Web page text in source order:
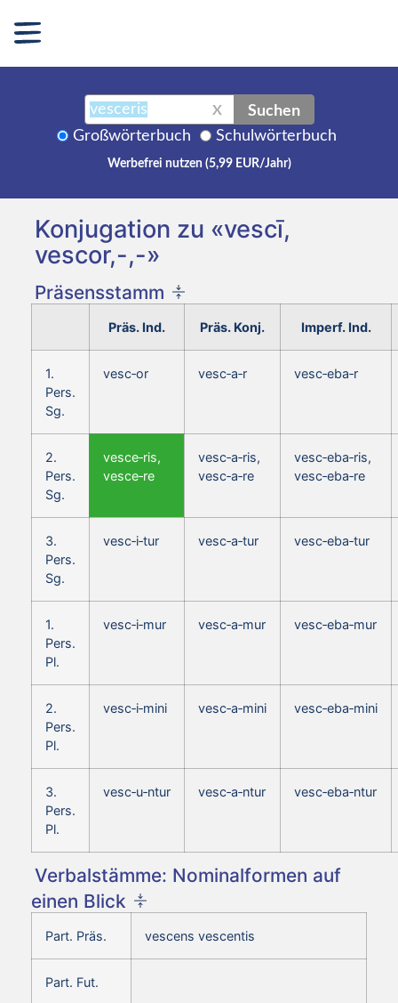
X Suchen
Großwörterbuch Schulwörterbuch
Werbefrei nutzen (5,99 EUR/Jahr)
Konjugation zu «vescī,
vescor,-,-»
Präsensstamm
Präs. Ind. Präs. Konj. Imperf. Ind.
1.
Pers.
Sg.
vesc‑or vesc‑a‑r vesc‑eba‑r
2.
Pers.
Sg.
vesce‑ris,
vesce‑re
vesc‑a‑ris,
vesc‑a‑re
vesc‑eba‑ris,
vesc‑eba‑re
3.
Pers.
Sg.
vesc‑i‑tur vesc‑a‑tur vesc‑eba‑tur
1.
Pers.
Pl.
vesc‑i‑mur vesc‑a‑mur vesc‑eba‑mur
2.
Pers.
Pl.
vesc‑i‑mini vesc‑a‑mini vesc‑eba‑mini
3.
Pers.
Pl.
vesc‑u‑ntur vesc‑a‑ntur vesc‑eba‑ntur
Verbalstämme: Nominalformen auf
einen Blick
Part. Präs. vescens vescentis
Part. Fut.